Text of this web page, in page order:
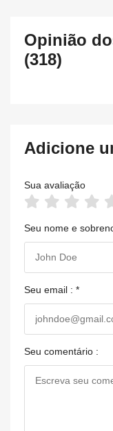
Opinião
(318)
Adicione
Sua avaliação
Seu nome e
Seu email : *
Seu comentário :